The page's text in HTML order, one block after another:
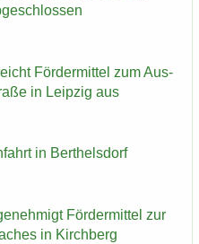
För­der­mit­tel zum Aus­
in Leip­zig aus
in Bert­hels­dorf
För­der­mit­tel zur
in Kirch­berg